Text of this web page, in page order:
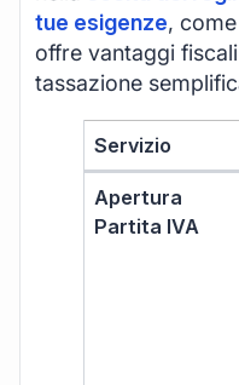
tue esigenze,
offre vantaggi
tassazione
Servizio
Apertura
Partita IVA